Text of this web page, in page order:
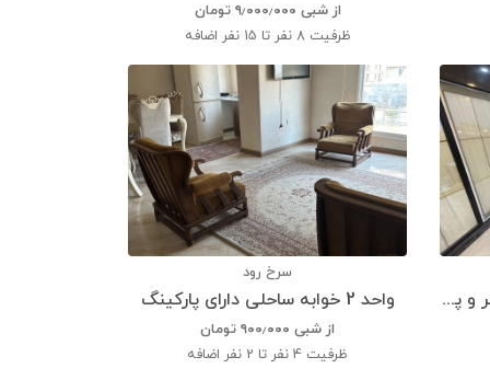
از شبی ۹٫۰۰۰٫۰۰۰ تومان
ظرفیت 8 نفر تا 15 نفر اضافه
ویلا 3 خوابه ساحلی دارای استخر و پارکینگ
سرخ رود
واحد 2 خوابه ساحلی دارای پارکینگ
از شبی ۹۰۰٫۰۰۰ تومان
ظرفیت 4 نفر تا 2 نفر اضافه